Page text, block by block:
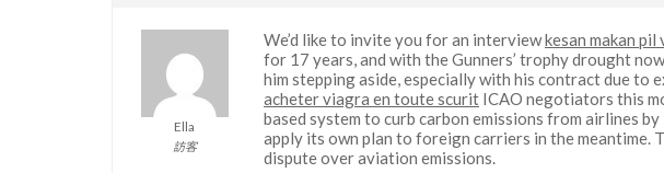
Ella
訪客
We’d like to invite you for an interviewkesan makan pil
for 17 years, and with the Gunners’ trophy drought
him stepping aside, especially with his contract due to
acheter viagra en toute scurit ICAO negotiators this
based system to curb carbon emissions from airlines
apply its own plan to foreign carriers in the meantime.
dispute over aviation emissions.